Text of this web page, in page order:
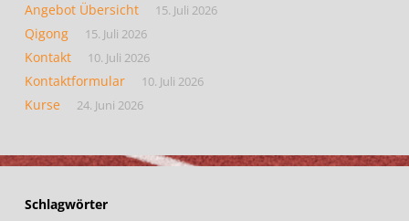
Angebot Übersicht
15. Juli 2026
Qigong 15. Juli 2026
Kontakt 10. Juli 2026
Kontaktformular 10. Juli 2026
Kurse 24. Juni 2026
Schlagwörter